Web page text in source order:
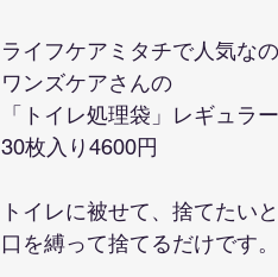
ライフケアミタチで人気な
ワンズケアさんの
「トイレ処理袋」レギュラー
30枚入り4600円
トイレに被せて、捨てたい
口を縛って捨てるだけです。